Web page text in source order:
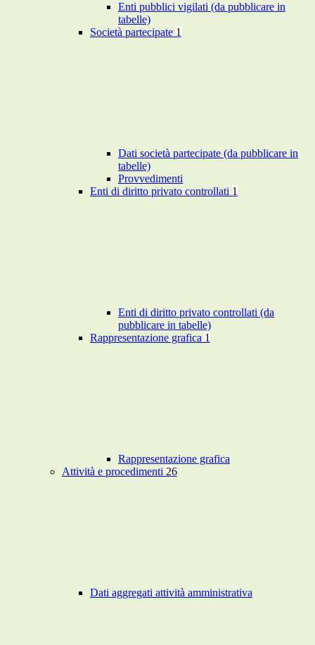
Enti pubblici vigilati (da pubblicare in
tabelle)
Società partecipate 1
Dati società partecipate (da pubblicare in
tabelle)
Provvedimenti
Enti di diritto privato controllati 1
Enti di diritto privato controllati (da
pubblicare in tabelle)
Rappresentazione grafica 1
Rappresentazione grafica
Attività e procedimenti 26
Dati aggregati attività amministrativa